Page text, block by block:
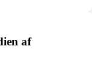
af